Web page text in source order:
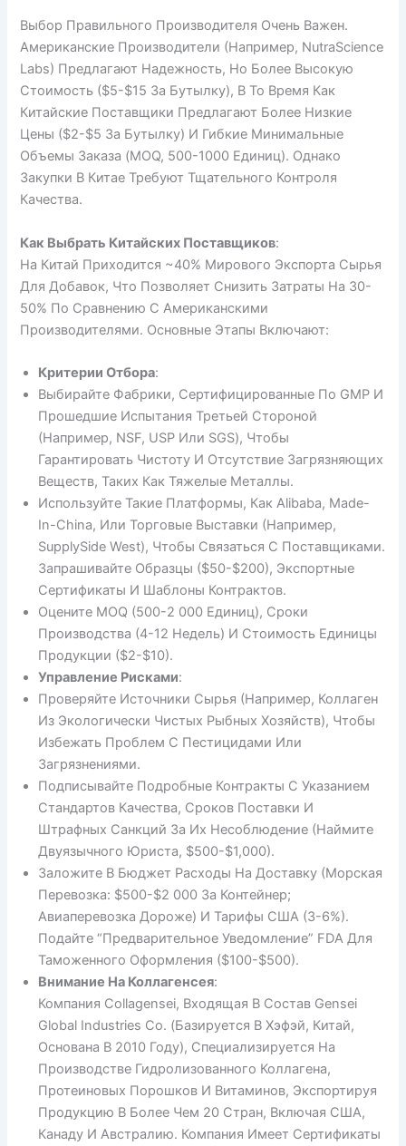
Выбор Правильного Производителя Очень Важен.
Американские Производители (например, NutraScience
Labs) Предлагают Надежность, Но Более Высокую
Стоимость ($5-$15 За Бутылку), В То Время Как
Китайские Поставщики Предлагают Более Низкие
Цены ($2-$5 За Бутылку) И Гибкие Минимальные
Объемы Заказа (MOQ, 500-1000 Единиц). Однако
Закупки В Китае Требуют Тщательного Контроля
Качества.
Как Выбрать Китайских Поставщиков:
На Китай Приходится ~40% Мирового Экспорта Сырья
Для Добавок, Что Позволяет Снизить Затраты На 30-
50% По Сравнению С Американскими
Производителями. Основные Этапы Включают:
Критерии Отбора:
Выбирайте Фабрики, Сертифицированные По GMP И
Прошедшие Испытания Третьей Стороной
(например, NSF, USP Или SGS), Чтобы
Гарантировать Чистоту И Отсутствие Загрязняющих
Веществ, Таких Как Тяжелые Металлы.
Используйте Такие Платформы, Как Alibaba, Made-
In-China, Или Торговые Выставки (например,
SupplySide West), Чтобы Связаться С Поставщиками.
Запрашивайте Образцы ($50-$200), Экспортные
Сертификаты И Шаблоны Контрактов.
Оцените MOQ (500-2 000 Единиц), Сроки
Производства (4-12 Недель) И Стоимость Единицы
Продукции ($2-$10).
Управление Рисками:
Проверяйте Источники Сырья (например, Коллаген
Из Экологически Чистых Рыбных Хозяйств), Чтобы
Избежать Проблем С Пестицидами Или
Загрязнениями.
Подписывайте Подробные Контракты С Указанием
Стандартов Качества, Сроков Поставки И
Штрафных Санкций За Их Несоблюдение (наймите
Двуязычного Юриста, $500-$1,000).
Заложите В Бюджет Расходы На Доставку (морская
Перевозка: $500-$2 000 За Контейнер;
Авиаперевозка Дороже) И Тарифы США (3-6%).
Подайте “Предварительное Уведомление” FDA Для
Таможенного Оформления ($100-$500).
Внимание На Коллагенсея:
Компания Collagensei, Входящая В Состав Gensei
Global Industries Co. (базируется В Хэфэй, Китай,
Основана В 2010 Году), Специализируется На
Производстве Гидролизованного Коллагена,
Протеиновых Порошков И Витаминов, Экспортируя
Продукцию В Более Чем 20 Стран, Включая США,
Канаду И Австралию. Компания Имеет Сертификаты